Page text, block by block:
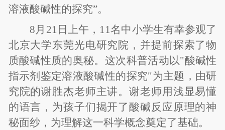
溶液酸碱性的探究”。
8 月 21 日上午， 11名中小学生有幸参观了
北京大学东莞光电研究院，并提前探索了物
质酸碱性质的奥秘。这次科普活动以"酸碱性
指示剂鉴定溶液酸碱性的探究"为主题，由研
究院的谢胜杰老师主讲。谢老师用浅显易懂
的语言，为孩子们揭开了酸碱反应原理的神
秘面纱，为理解这一科学概念奠定了基础。